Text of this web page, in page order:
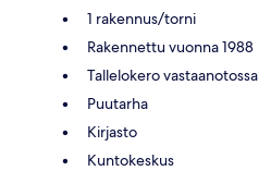
1 rakennus/torni
Rakennettu vuonna 1988
Tallelokero vastaanotossa
Puutarha
Kirjasto
Kuntokeskus